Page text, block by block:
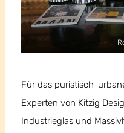
Für das puristisch-
Experten von Kitzig
Industrieglas und